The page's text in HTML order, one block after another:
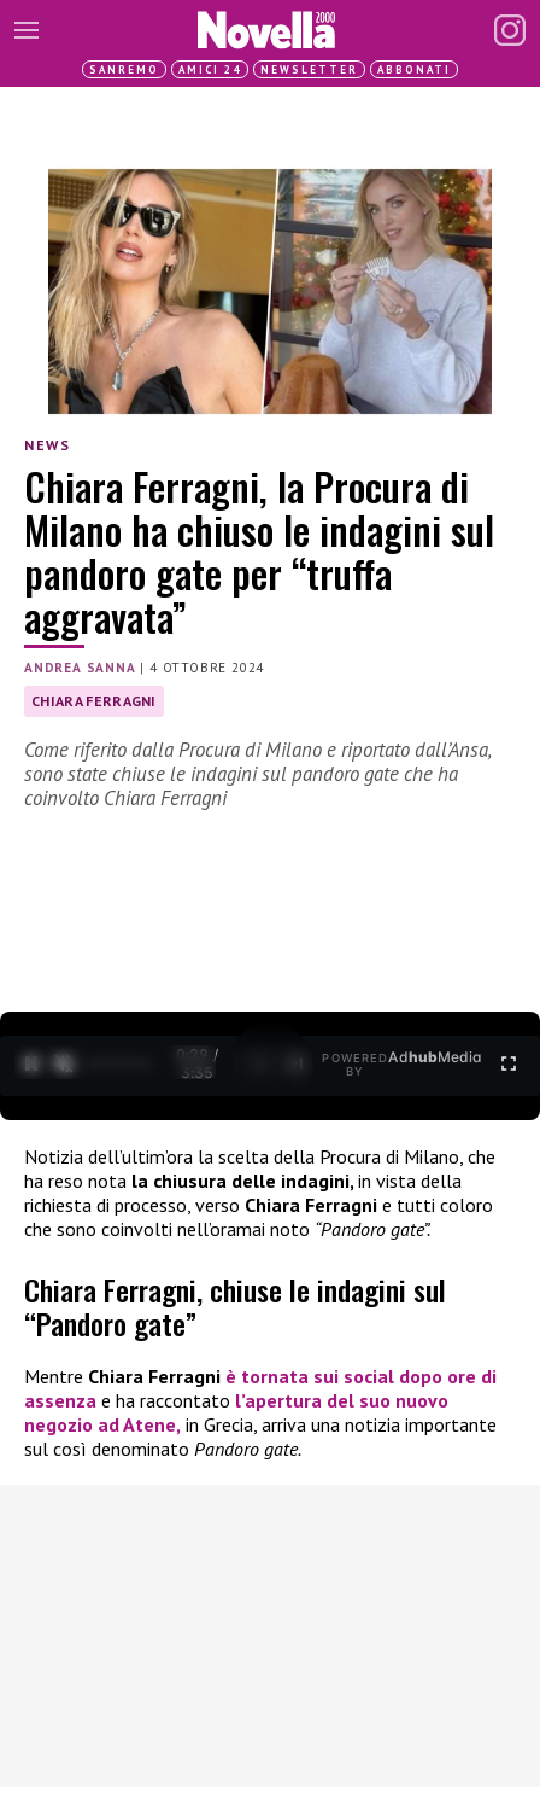
SANREMO AMICI 24 NEWSLETTER ABBONATI
NEWS
Chiara Ferragni, la Procura di
Milano ha chiuso le indagini sul
pandoro gate per “truffa
aggravata”
ANDREA SANNA |4 OTTOBRE 2024
CHIARA FERRAGNI
Come riferito dalla Procura di Milano e riportato dall’Ansa,
sono state chiuse le indagini sul pandoro gate che ha
coinvolto Chiara Ferragni
0:30 /
3:35
POWERED
BY
AdhubMedia
Notizia dell’ultim’ora la scelta della Procura di Milano, che
ha reso nota la chiusura delle indagini, in vista della
richiesta di processo, verso Chiara Ferragni e tutti coloro
che sono coinvolti nell’oramai noto “Pandoro gate”.
Chiara Ferragni, chiuse le indagini sul
“Pandoro gate”
Mentre Chiara Ferragni è tornata sui social dopo ore di
assenza e ha raccontato l’apertura del suo nuovo
negozio ad Atene, in Grecia, arriva una notizia importante
sul così denominato Pandoro gate.